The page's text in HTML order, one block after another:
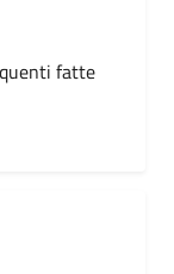
fatte